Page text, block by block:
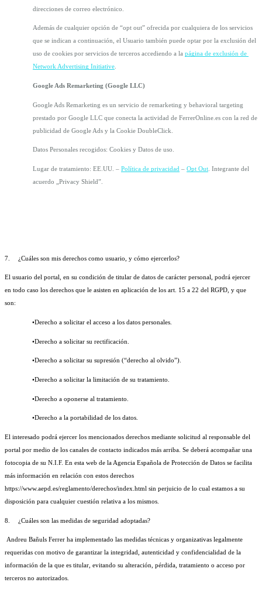
direcciones de correo electrónico.
Además de cualquier opción de “opt out” ofrecida por cualquiera de los servicios
que se indican a continuación, el Usuario también puede optar por la exclusión del
uso de cookies por servicios de terceros accediendo a la página de exclusión de
Network Advertising Initiative.
Google Ads Remarketing (Google LLC)
Google Ads Remarketing es un servicio de remarketing y behavioral targeting
prestado por Google LLC que conecta la actividad de FerrerOnline.es con la red de
publicidad de Google Ads y la Cookie DoubleClick.
Datos Personales recogidos: Cookies y Datos de uso.
Lugar de tratamiento: EE.UU. – Política de privacidad – Opt Out . Integrante del
acuerdo „Privacy Shield”.
7. ¿Cuáles son mis derechos como usuario, y cómo ejercerlos?
El usuario del portal, en su condición de titular de datos de carácter personal, podrá ejercer
en todo caso los derechos que le asisten en aplicación de los art. 15 a 22 del RGPD, y que
son:
•Derecho a solicitar el acceso a los datos personales.
•Derecho a solicitar su rectificación.
•Derecho a solicitar su supresión (“derecho al olvido”).
•Derecho a solicitar la limitación de su tratamiento.
•Derecho a oponerse al tratamiento.
•Derecho a la portabilidad de los datos.
El interesado podrá ejercer los mencionados derechos mediante solicitud al responsable del
portal por medio de los canales de contacto indicados más arriba. Se deberá acompañar una
fotocopia de su N.I.F. En esta web de la Agencia Española de Protección de Datos se facilita
más información en relación con estos derechos
https://www.aepd.es/reglamento/derechos/index.html sin perjuicio de lo cual estamos a su
disposición para cualquier cuestión relativa a los mismos.
8. ¿Cuáles son las medidas de seguridad adoptadas?
Andreu Bañuls Ferrer ha implementado las medidas técnicas y organizativas legalmente
requeridas con motivo de garantizar la integridad, autenticidad y confidencialidad de la
información de la que es titular, evitando su alteración, pérdida, tratamiento o acceso por
terceros no autorizados.